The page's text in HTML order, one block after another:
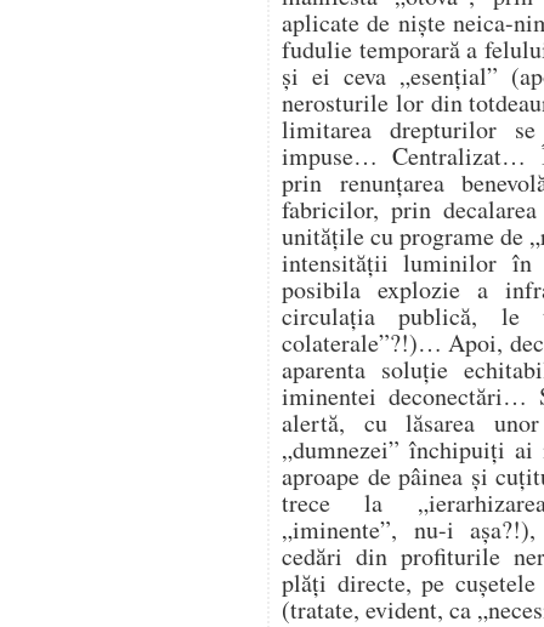
aplicate de niște neica-
fudulie temporară a
și ei ceva „esențial”
nerosturile lor din
limitarea drepturilor
impuse… Centralizat…
prin renunțarea
fabricilor, prin
unitățile cu programe de
intensității luminilor în
posibila explozie a
circulația publică, le
colaterale”?!)… Apoi,
aparenta soluție
iminentei deconectări…
alertă, cu lăsarea
„dumnezei” închipuiți
aproape de pâinea și
trece la
„iminente”, nu-i
cedări din profiturile
plăți directe, pe
(tratate, evident, ca